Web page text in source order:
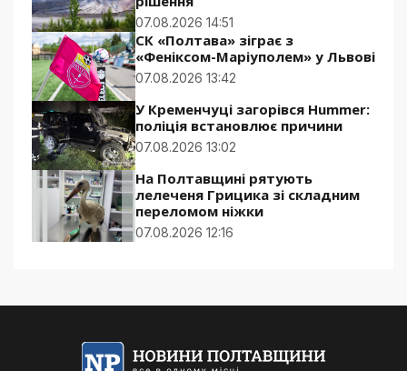
07.08.2026 14:51
СК «Полтава» зіграє з
«Феніксом-Маріуполем» у Львові
07.08.2026 13:42
У Кременчуці загорівся Hummer:
поліція встановлює причини
07.08.2026 13:02
На Полтавщині рятують
лелеченя Грицика зі складним
переломом ніжки
07.08.2026 12:16